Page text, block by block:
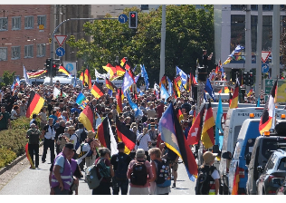
WIR
NOCH
SCHNELLER
BAUEN“